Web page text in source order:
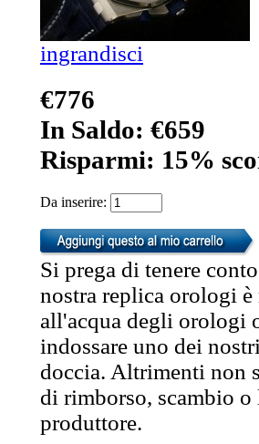
ingrandisci
€776
In Saldo: €659
Risparmi: 15%
Da inserire:
Si prega di tenere
nostra replica orologi
all'acqua degli orologi
indossare uno dei
doccia. Altrimenti non
di rimborso, scambio
produttore.